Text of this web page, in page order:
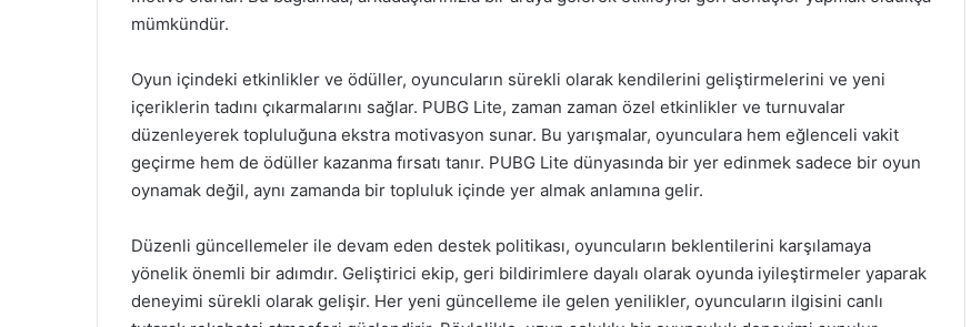
mümkündür.
Oyun içindeki etkinlikler ve ödüller, oyuncuların sürekli olarak kendilerini geliştirmelerini ve yeni
içeriklerin tadını çıkarmalarını sağlar. PUBG Lite, zaman zaman özel etkinlikler ve turnuvalar
düzenleyerek topluluğuna ekstra motivasyon sunar. Bu yarışmalar, oyunculara hem eğlenceli vakit
geçirme hem de ödüller kazanma fırsatı tanır. PUBG Lite dünyasında bir yer edinmek sadece bir oyun
oynamak değil, aynı zamanda bir topluluk içinde yer almak anlamına gelir.
Düzenli güncellemeler ile devam eden destek politikası, oyuncuların beklentilerini karşılamaya
yönelik önemli bir adımdır. Geliştirici ekip, geri bildirimlere dayalı olarak oyunda iyileştirmeler yaparak
deneyimi sürekli olarak gelişir. Her yeni güncelleme ile gelen yenilikler, oyuncuların ilgisini canlı